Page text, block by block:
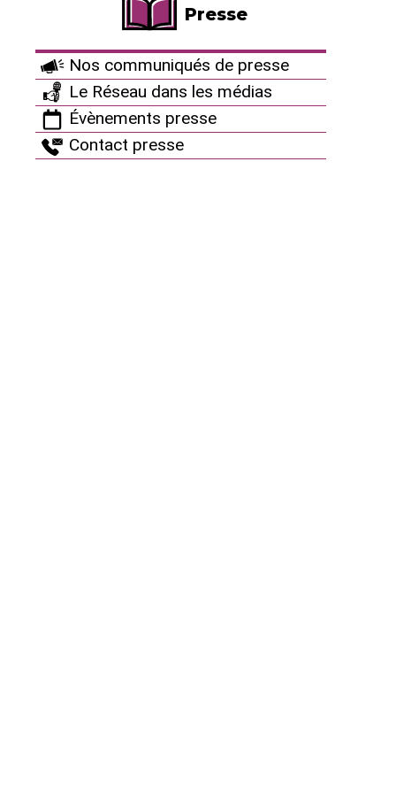
Presse
Nos communiqués de presse
Le Réseau dans les médias
Évènements presse
Contact presse
L’histoire commence en juillet 2022. Le réacteur 1
de Nogent est alors à l’arrêt pour changer le
combustible qui est dans sa cuve, où est produite la
réaction nucléaire. La cuve étant vidée, EDF en
profite pour remplacer un des 4 capteurs qui sont
placés sur sa paroi extérieur. Ces capteurs
permettent de mesurer la puissance et la répartition